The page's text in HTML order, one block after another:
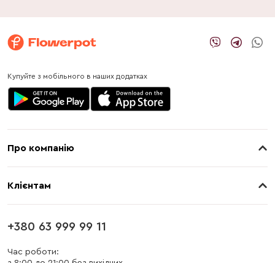
Купуйте з мобільного в наших додатках
Про компанію
Клієнтам
Оплата
Блог
+380 63 999 99 11
Час роботи: